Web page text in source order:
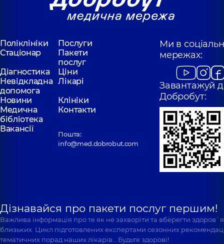
Поліклініки
Послуги
Стаціонар
Пакети
послуг
Діагностика
Ціни
Невідкладна
допомога
Лікарі
Новини
Клініки
Медична
бібліотека
Контакти
Вакансії
Пошта:
info@med.dobrobut.com
Ми в
мережах:
Завантажуй
Добробут:
Дізнавайся про пакети послуг першим!
Важлива інформація про те як не захворіти та вберегти
близьких. Цикл підготовлених експертами сезонних
тематичних порад наших лікарів… Будьте здорові!